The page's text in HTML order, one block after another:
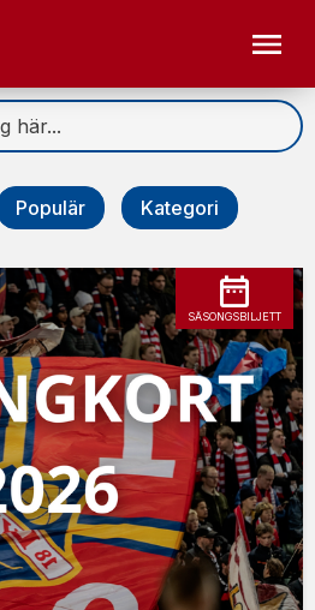
Populär Kategori
SÄSONGSBILJETT